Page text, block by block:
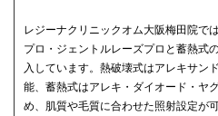
レジーナクリニックオム大阪梅田院で
プロ・ジェントルレーズプロと蓄熱式
入しています。熱破壊式はアレキサン
能、蓄熱式はアレキ・ダイオード・ヤ
め、肌質や毛質に合わせた照射設定が